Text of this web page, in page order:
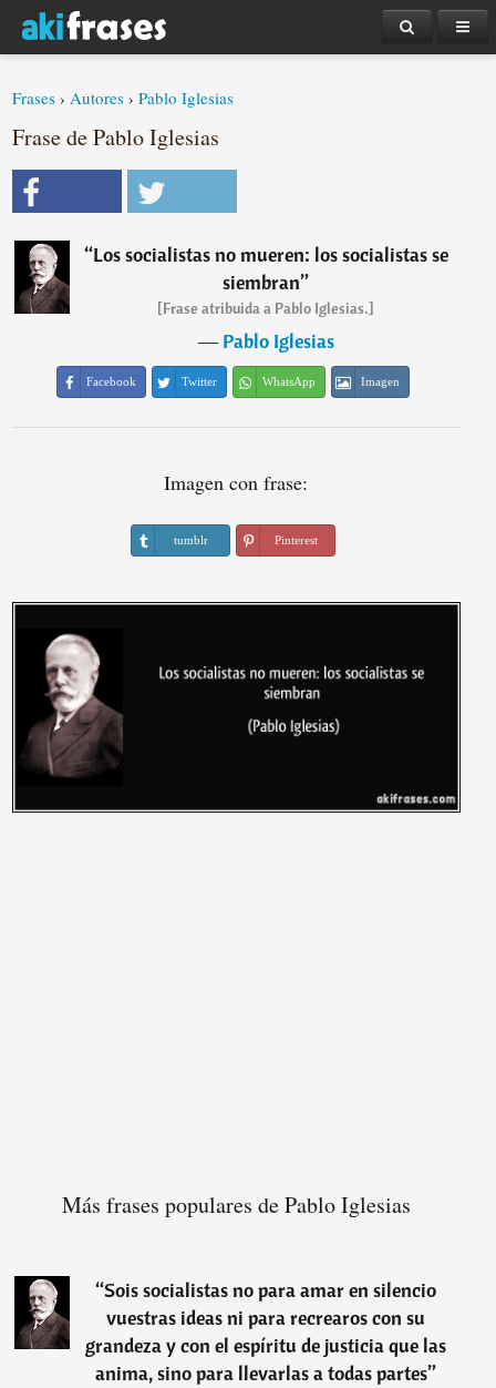
Frases ›Autores ›Pablo Iglesias
Frase de Pablo Iglesias
“Los socialistas no mueren: los socialistas se
siembran”
[Frase atribuida a Pablo Iglesias.]
―Pablo Iglesias
Facebook Twitter WhatsApp Imagen
Imagen con frase:
tumblr Pinterest
Más frases populares de Pablo Iglesias
“Sois socialistas no para amar en silencio
vuestras ideas ni para recrearos con su
grandeza y con el espíritu de justicia que las
anima, sino para llevarlas a todas partes”